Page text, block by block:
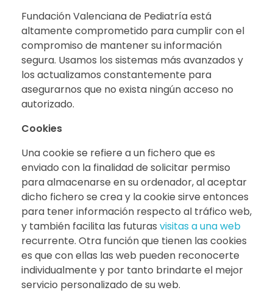
Fundación Valenciana de Pediatría está
altamente comprometido para cumplir con el
compromiso de mantener su información
segura. Usamos los sistemas más avanzados y
los actualizamos constantemente para
asegurarnos que no exista ningún acceso no
autorizado.
Cookies
Una cookie se refiere a un fichero que es
enviado con la finalidad de solicitar permiso
para almacenarse en su ordenador, al aceptar
dicho fichero se crea y la cookie sirve entonces
para tener información respecto al tráfico web,
y también facilita las futuras visitas a una web
recurrente. Otra función que tienen las cookies
es que con ellas las web pueden reconocerte
individualmente y por tanto brindarte el mejor
servicio personalizado de su web.